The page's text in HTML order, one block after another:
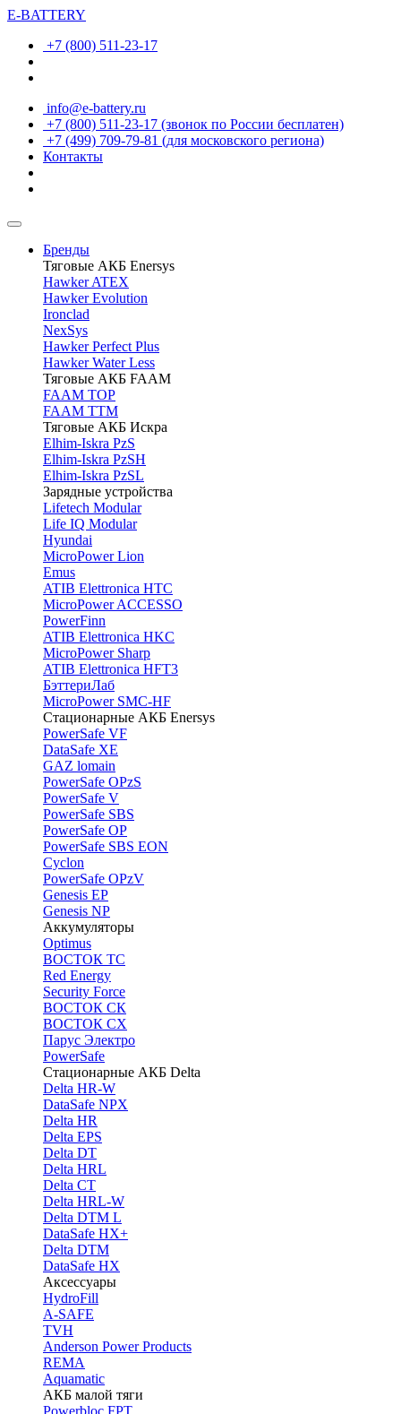
E-BATTERY
+7 (800) 511-23-17
info@e-battery.ru
+7 (800) 511-23-17 (звонок по России бесплатен)
+7 (499) 709-79-81 (для московского региона)
Контакты
Бренды
Тяговые АКБ Enersys
Hawker ATEX
Hawker Evolution
Ironclad
NexSys
Hawker Perfect Plus
Hawker Water Less
Тяговые АКБ FAAM
FAAM TOP
FAAM TTM
Тяговые АКБ Искра
Elhim-Iskra PzS
Elhim-Iskra PzSH
Elhim-Iskra PzSL
Зарядные устройства
Lifetech Modular
Life IQ Modular
Hyundai
MicroPower Lion
Emus
ATIB Elettronica HTC
MicroPower ACCESSO
PowerFinn
ATIB Elettronica HKC
MicroPower Sharp
ATIB Elettronica HFT3
БэттериЛаб
MicroPower SMC-HF
Стационарные АКБ Enersys
PowerSafe VF
DataSafe XE
GAZ lomain
PowerSafe OPzS
PowerSafe V
PоwerSafe SBS
PowerSafe OP
PоwerSafe SBS EON
Cyclon
PowerSafe OPzV
Genesis EP
Genesis NP
Аккумуляторы
Optimus
ВОСТОК ТС
Red Energy
Security Force
ВОСТОК СК
ВОСТОК СХ
Парус Электро
PowerSafe
Стационарные АКБ Delta
Delta HR-W
DataSafe NPX
Delta HR
Delta EPS
Delta DT
Delta HRL
Delta CT
Delta HRL-W
Delta DTM L
DataSafe HX+
Delta DTM
DataSafe HX
Аксессуары
HydroFill
A-SAFE
TVH
Anderson Power Products
REMA
Aquamatic
АКБ малой тяги
Powerbloc FPT